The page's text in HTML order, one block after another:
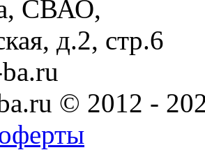
СВАО,
д.2, стр.6
© 2012 -